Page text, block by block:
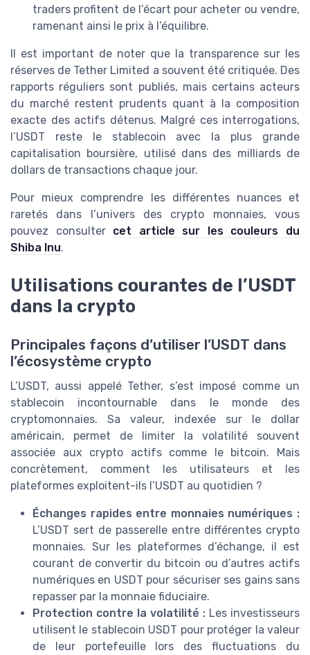
traders profitent de l’écart pour acheter ou vendre,
ramenant ainsi le prix à l’équilibre.
Il est important de noter que la transparence sur les
réserves de Tether Limited a souvent été critiquée. Des
rapports réguliers sont publiés, mais certains acteurs
du marché restent prudents quant à la composition
exacte des actifs détenus. Malgré ces interrogations,
l’USDT reste le stablecoin avec la plus grande
capitalisation boursière, utilisé dans des milliards de
dollars de transactions chaque jour.
Pour mieux comprendre les différentes nuances et
raretés dans l’univers des crypto monnaies, vous
pouvez consulter cet article sur les couleurs du
Shiba Inu.
Utilisations courantes de l’USDT
dans la crypto
Principales façons d’utiliser l’USDT dans
l’écosystème crypto
L’USDT, aussi appelé Tether, s’est imposé comme un
stablecoin incontournable dans le monde des
cryptomonnaies. Sa valeur, indexée sur le dollar
américain, permet de limiter la volatilité souvent
associée aux crypto actifs comme le bitcoin. Mais
concrètement, comment les utilisateurs et les
plateformes exploitent-ils l’USDT au quotidien ?
Échanges rapides entre monnaies numériques :
L’USDT sert de passerelle entre différentes crypto
monnaies. Sur les plateformes d’échange, il est
courant de convertir du bitcoin ou d’autres actifs
numériques en USDT pour sécuriser ses gains sans
repasser par la monnaie fiduciaire.
Protection contre la volatilité : Les investisseurs
utilisent le stablecoin USDT pour protéger la valeur
de leur portefeuille lors des fluctuations du